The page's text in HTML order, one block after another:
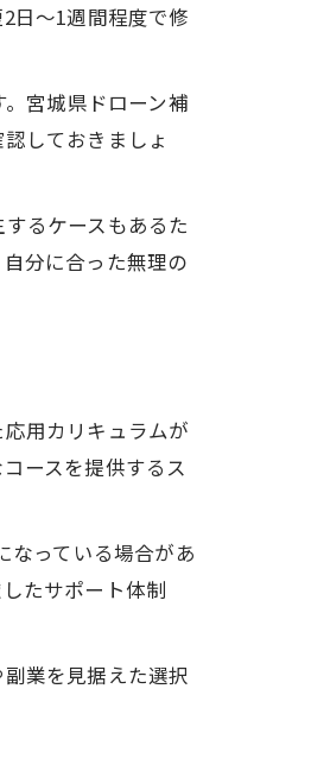
日～1週間程度で修
宮城県ドローン補
しておきましょ
るケースもあるた
分に合った無理の
用カリキュラムが
ースを提供するス
なっている場合があ
たサポート体制
業を見据えた選択